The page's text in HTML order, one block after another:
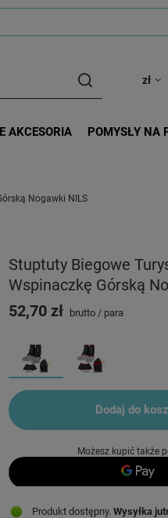
zł
AKCESORIA
POMYSŁY NA
Nogawki NILS
Stuptuty Biegowe
Wspinaczkę Górską
52,70 zł
brutto / para
Dodaj do
Możesz kupić także
Produkt dostępny Wysyłka